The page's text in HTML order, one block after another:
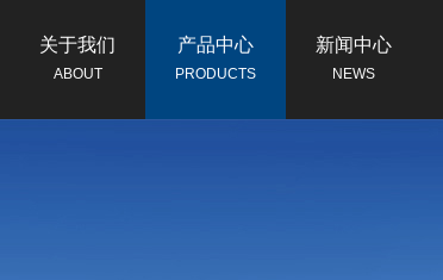
关于我们
ABOUT
产品中心
PRODUCTS
新闻中心
NEWS